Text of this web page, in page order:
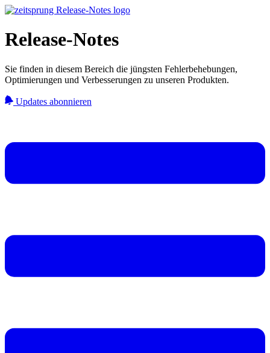
Release-Notes
Sie finden in diesem Bereich die jüngsten Fehlerbehebungen,
Optimierungen und Verbesserungen zu unseren Produkten.
Updates abonnieren